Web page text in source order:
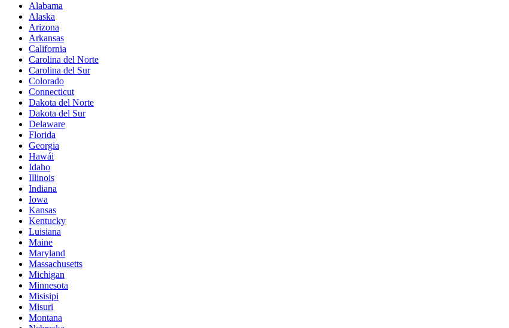
Alabama
Alaska
Arizona
Arkansas
California
Carolina del Norte
Carolina del Sur
Colorado
Connecticut
Dakota del Norte
Dakota del Sur
Delaware
Florida
Georgia
Hawái
Idaho
Illinois
Indiana
Iowa
Kansas
Kentucky
Luisiana
Maine
Maryland
Massachusetts
Michigan
Minnesota
Misisipi
Misuri
Montana